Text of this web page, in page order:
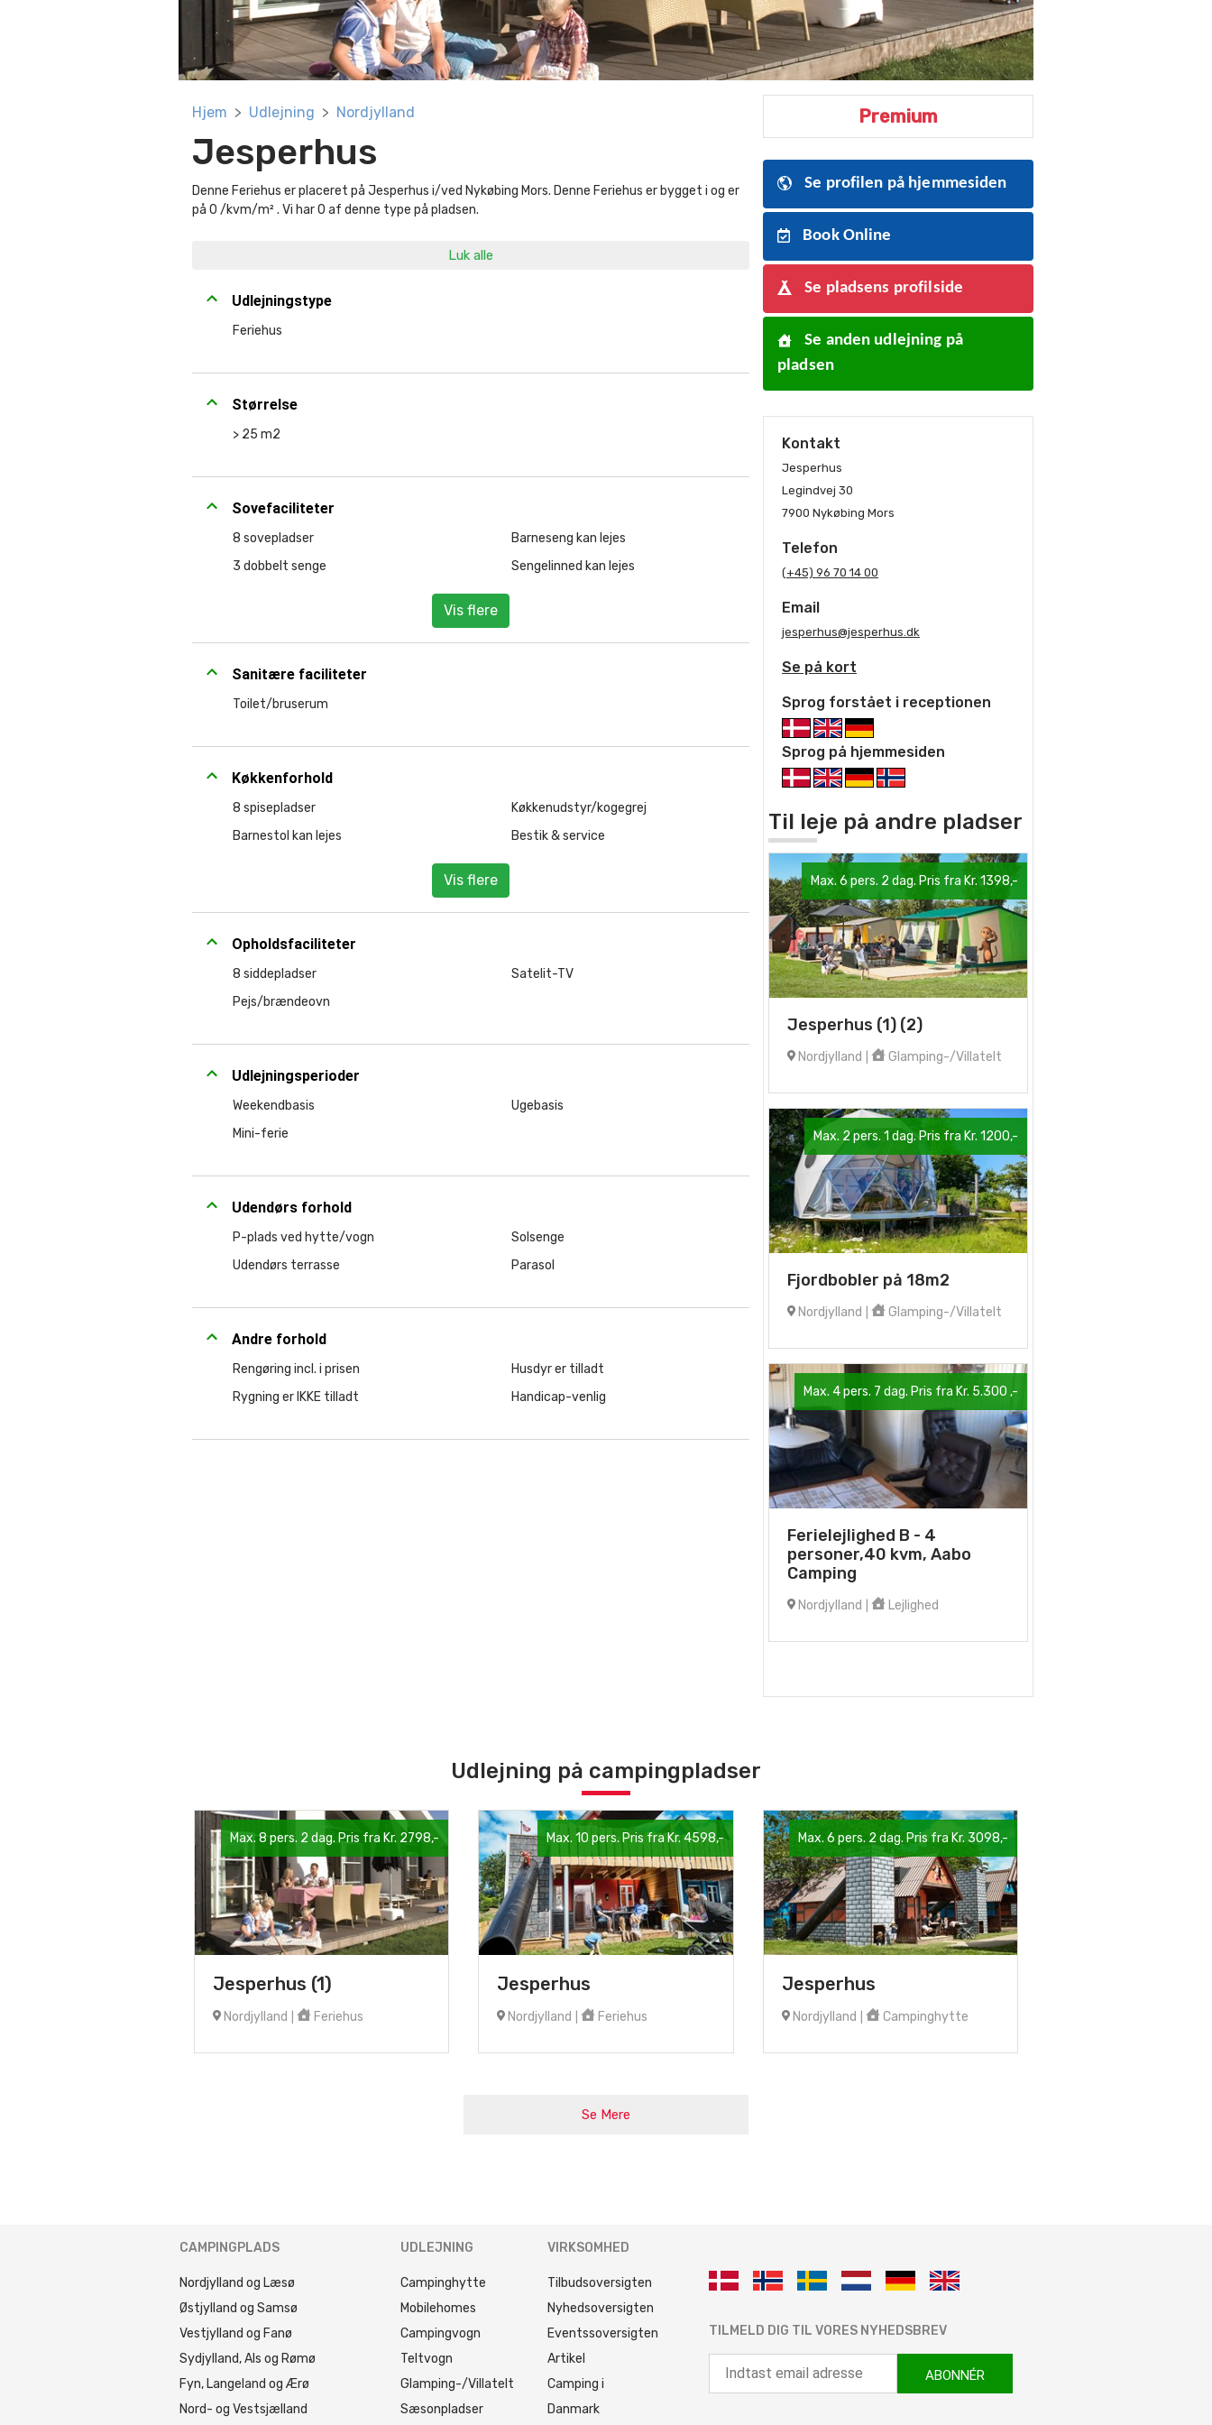
Hjem Udlejning Nordjylland
Jesperhus
Denne Feriehus er placeret på Jesperhus i/ved Nykøbing Mors. Denne Feriehus er bygget i og er
på 0 /kvm/m² . Vi har 0 af denne type på pladsen.
Luk alle
Udlejningstype
Feriehus
Størrelse
> 25 m2
Sovefaciliteter
8 sovepladser
3 dobbelt senge
Barneseng kan lejes
Sengelinned kan lejes
Vis flere
Sanitære faciliteter
Toilet/bruserum
Køkkenforhold
8 spisepladser
Barnestol kan lejes
Køkkenudstyr/kogegrej
Bestik & service
Vis flere
Opholdsfaciliteter
8 siddepladser
Pejs/brændeovn
Satelit-TV
Udlejningsperioder
Weekendbasis
Mini-ferie
Ugebasis
Udendørs forhold
P-plads ved hytte/vogn
Udendørs terrasse
Solsenge
Parasol
Andre forhold
Rengøring incl. i prisen
Rygning er IKKE tilladt
Husdyr er tilladt
Handicap-venlig
Premium
Se profilen på hjemmesiden
Book Online
Se pladsens profilside
Se anden udlejning på
pladsen
Kontakt
Jesperhus
Legindvej 30
7900 Nykøbing Mors
Telefon
(+45) 96 70 14 00
Email
jesperhus@jesperhus.dk
Se på kort
Sprog forstået i receptionen
Sprog på hjemmesiden
Til leje på andre pladser
Max. 6 pers. 2 dag. Pris fra Kr. 1398,-
Jesperhus (1) (2)
Nordjylland Glamping-/Villatelt
Max. 2 pers. 1 dag. Pris fra Kr. 1200,-
Fjordbobler på 18m2
Nordjylland Glamping-/Villatelt
Max. 4 pers. 7 dag. Pris fra Kr. 5.300 ,-
Ferielejlighed B - 4
personer,40 kvm, Aabo
Camping
Nordjylland Lejlighed
Udlejning på campingpladser
Max. 8 pers. 2 dag. Pris fra Kr. 2798,-
Jesperhus (1)
Nordjylland Feriehus
Max. 10 pers. Pris fra Kr. 4598,-
Jesperhus
Nordjylland | Feriehus
Max. 6 pers. 2 dag. Pris fra Kr. 3098,-
Jesperhus
Nordjylland Campinghytte
Se Mere
CAMPINGPLADS
Nordjylland og Læsø
Østjylland og Samsø
Vestjylland og Fanø
Sydjylland, Als og Rømø
Fyn, Langeland og Ærø
Nord- og Vestsjælland
UDLEJNING
Campinghytte
Mobilehomes
Campingvogn
Teltvogn
Glamping-/Villatelt
Sæsonpladser
VIRKSOMHED
Tilbudsoversigten
Nyhedsoversigten
Eventssoversigten
Artikel
Camping i
Danmark
TILMELD DIG TIL VORES NYHEDSBREV
ABONNÉR